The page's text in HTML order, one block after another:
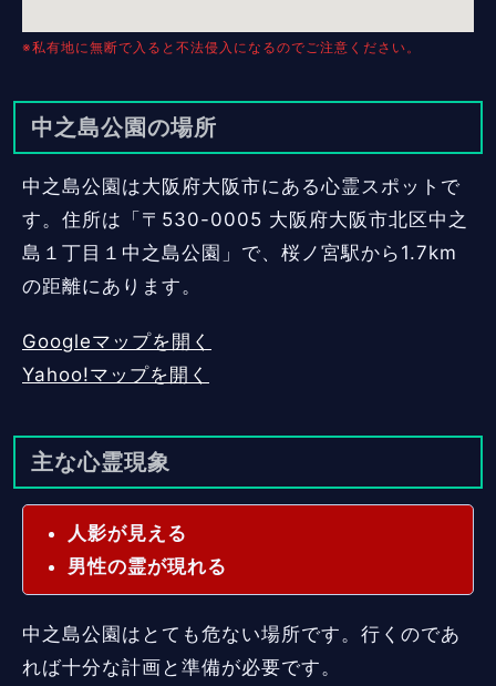
※私有地に無断で入ると不法侵入になるのでご注意ください。
中之島公園の場所
中之島公園は大阪府大阪市にある心霊スポットで
す。住所は「〒530-0005 大阪府大阪市北区中之
島１丁目１中之島公園」で、桜ノ宮駅から1.7km
の距離にあります。
Googleマップを開く
Yahoo!マップを開く
主な心霊現象
人影が見える
男性の霊が現れる
中之島公園はとても危ない場所です。行くのであ
れば十分な計画と準備が必要です。